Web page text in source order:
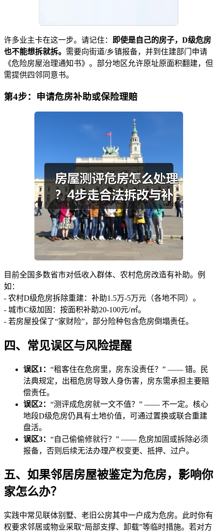
许多业主卡在这一步。请记住：
即使是自己的房子，D级危房
也不能想拆就拆。 需要向街道/乡镇报备，并到住建部门申请
《危险房屋治理通知书》。部分地区允许原址原面积翻建，但
需提供四邻同意书。
第4步：申请危房补助或保险理赔
目前全国多数省市对低收入群体、农村危房改造有补助。例
如：
- 农村D级危房拆除重建：补助1.5万-5万元（各地不同）。
- 城市C级加固：按面积补助20-100元/㎡。
- 若房屋投保了“家财险”，部分险种包含危房倒塌责任。
四、常见误区与风险提醒
误区1： “租客住在危房里，房东没责任？” —— 错。民
法典规定，出租危房导致人身伤害，房东需承担主要赔
偿责任。
误区2： “测评成危房就一文不值？” —— 不一定。核心
地段D级危房仍具有土地价值，可通过置换或联合重建
盘活。
误区3： “自己偷偷修就行？” —— 危房加固或拆除必须
报备，否则后续无法办理产权变更、抵押、过户。
五、如果邻居房屋被鉴定为危房，影响你
家怎么办？
实践中常见联体别墅、老旧公房其中一户成为危房。此时你有
权要求邻居或物业采取“局部支撑、卸载”等临时措施。若对方